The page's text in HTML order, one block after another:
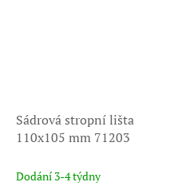
Sádrová stropní lišta
110x105 mm 71203
Dodání 3-4 týdny